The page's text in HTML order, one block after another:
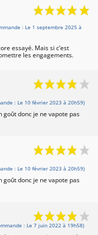
: Le 1 septembre 2025 à
essayé. Mais si c’est
les engagements.
: Le 10 février 2023 à 20h59)
donc je ne vapote pas
: Le 10 février 2023 à 20h59)
donc je ne vapote pas
: Le 7 juin 2022 à 19h58)